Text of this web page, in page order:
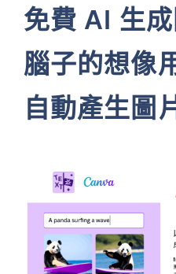
免費 AI 生
腦子的想像
自動產生圖